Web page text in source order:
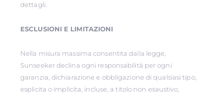
dettagli.
ESCLUSIONI E LIMITAZIONI
Nella misura massima consentita dalla legge,
Sunseeker declina ogni responsabilità per ogni
garanzia, dichiarazione e obbligazione di qualsiasi tipo,
esplicita o implicita, incluse, a titolo non esaustivo,